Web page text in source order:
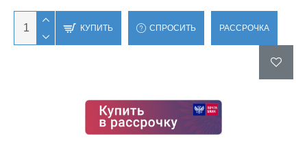
КУПИТЬ СПРОСИТЬ РАССРОЧКА